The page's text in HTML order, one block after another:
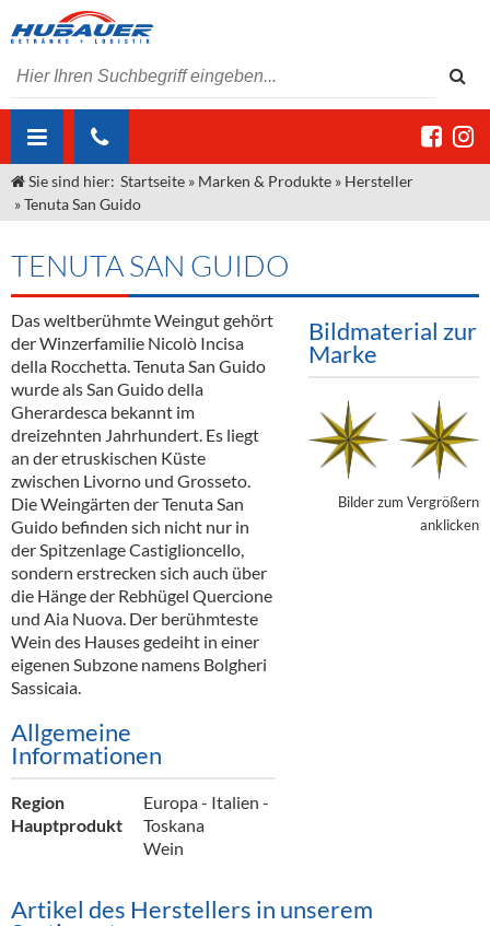
ÜBER UNS
Unser Liefergebiet
Unser Team
Kontakt
Angebote Gastronomie & Großhandel
Gastronomie
Großhandel
Innovation - Die Neue Art des Bierzapfens
"DroughtMaster"
Neuigkeiten
Termine
MARKEN & PRODUKTE
Weine & Schaumwein
Sirup
Spirituosen
Bier
Alkoholfreie Getränke
Öle & Küchenartikel
Kaffee
Barzubehör
Equipment
Verpackung
Hygieneartikel & Desinfektion
DIENSTLEISTUNGEN
Kommisionskauf & Lieferbedingungen
Fremddienstleistungen
Sie sind hier: Startseite » Marken & Produkte » Hersteller
»Tenuta San Guido
TENUTA SAN GUIDO
Das weltberühmte Weingut gehört
der Winzerfamilie Nicolò Incisa
della Rocchetta. Tenuta San Guido
wurde als San Guido della
Gherardesca bekannt im
dreizehnten Jahrhundert. Es liegt
an der etruskischen Küste
zwischen Livorno und Grosseto.
Die Weingärten der Tenuta San
Guido befinden sich nicht nur in
der Spitzenlage Castiglioncello,
sondern erstrecken sich auch über
die Hänge der Rebhügel Quercione
und Aia Nuova. Der berühmteste
Wein des Hauses gedeiht in einer
eigenen Subzone namens Bolgheri
Sassicaia.
Allgemeine
Informationen
Region
Europa - Italien -
Toskana
Hauptprodukt
Wein
Bildmaterial zur
Marke
Bilder zum Vergrößern
anklicken
Artikel des Herstellers in unserem